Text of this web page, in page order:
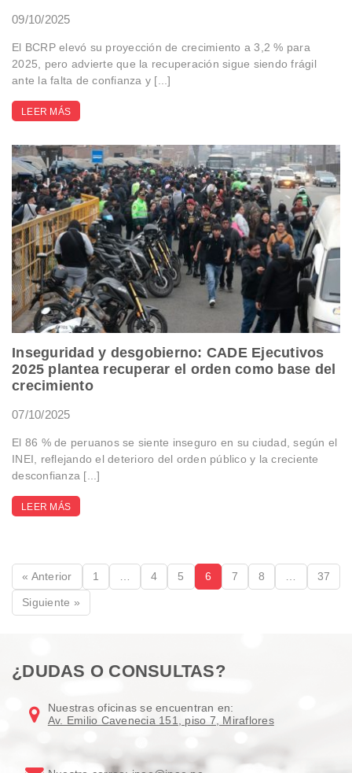
09/10/2025
El BCRP elevó su proyección de crecimiento a 3,2 % para
2025, pero advierte que la recuperación sigue siendo frágil
ante la falta de confianza y [...]
LEER MÁS
Inseguridad y desgobierno: CADE Ejecutivos
2025 plantea recuperar el orden como base del
crecimiento
07/10/2025
El 86 % de peruanos se siente inseguro en su ciudad, según el
INEI, reflejando el deterioro del orden público y la creciente
desconfianza [...]
LEER MÁS
« Anterior 1 … 4 5 6 7 8 … 37
Siguiente »
¿DUDAS O CONSULTAS?
Nuestras oficinas se encuentran en:
Av. Emilio Cavenecia 151, piso 7, Miraflores